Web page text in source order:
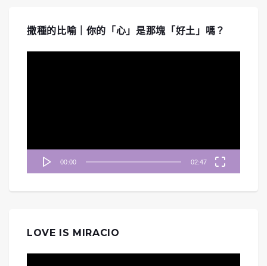
撒種的比喻｜你的「心」是那塊「好土」嗎？
00:00 02:47
LOVE IS MIRACIO